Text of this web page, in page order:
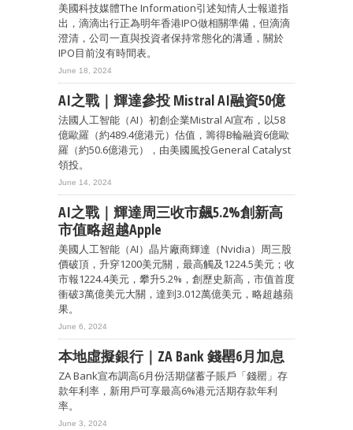
美國科技媒體The Information引述知情人士報道指
出，滴滴出行正為明年香港IPO做相關準備，但滴滴
澄清，公司一直與投資者保持常態化的溝通，關於
IPO目前沒有時間表。
June 18, 2024
AI之戰｜輝達參投 Mistral AI融資50億
法國人工智能（AI）初創企業Mistral AI宣布，以58
億歐羅（約489.4億港元）估值，籌得B輪融資6億歐
羅（約50.6億港元），由美國風投General Catalyst
領投。
June 14, 2024
AI之戰｜輝達周三收市飆5.2%創新高
市值略超越Apple
美國人工智能（AI）晶片廠商輝達（Nvidia）周三股
價破頂，升穿1200美元關，最高觸及1224.5美元；收
市報1224.4美元，攀升5.2%，創歷史新高，市值首度
衝破3萬億美元大關，達到3.012萬億美元，略超越蘋
果。
June 6, 2024
本地虛擬銀行｜ZA Bank 錢罌6月加息
ZA Bank宣布調高6月份活期儲蓄子賬戶「錢罌」存
款年利率，新用戶可享最高6%港元活期存款年利
率。
June 3, 2024